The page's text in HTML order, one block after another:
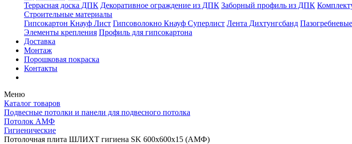
Террасная доска ДПК Декоративное ограждение из ДПК Заборный профиль из ДПК
Строительные материалы
Гипсокартон Кнауф Лист Гипсоволокно Кнауф Суперлист Лента Дихтунгсбанд
Элементы крепления Профиль для гипсокартона
Доставка
Монтаж
Порошковая покраска
Контакты
Меню
Каталог товаров
Подвесные потолки и панели для подвесного потолка
Потолок АМФ
Гигиенические
Потолочная плита ШЛИХТ гигиена SK 600x600x15 (АМФ)